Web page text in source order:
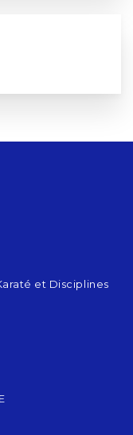
et Disciplines